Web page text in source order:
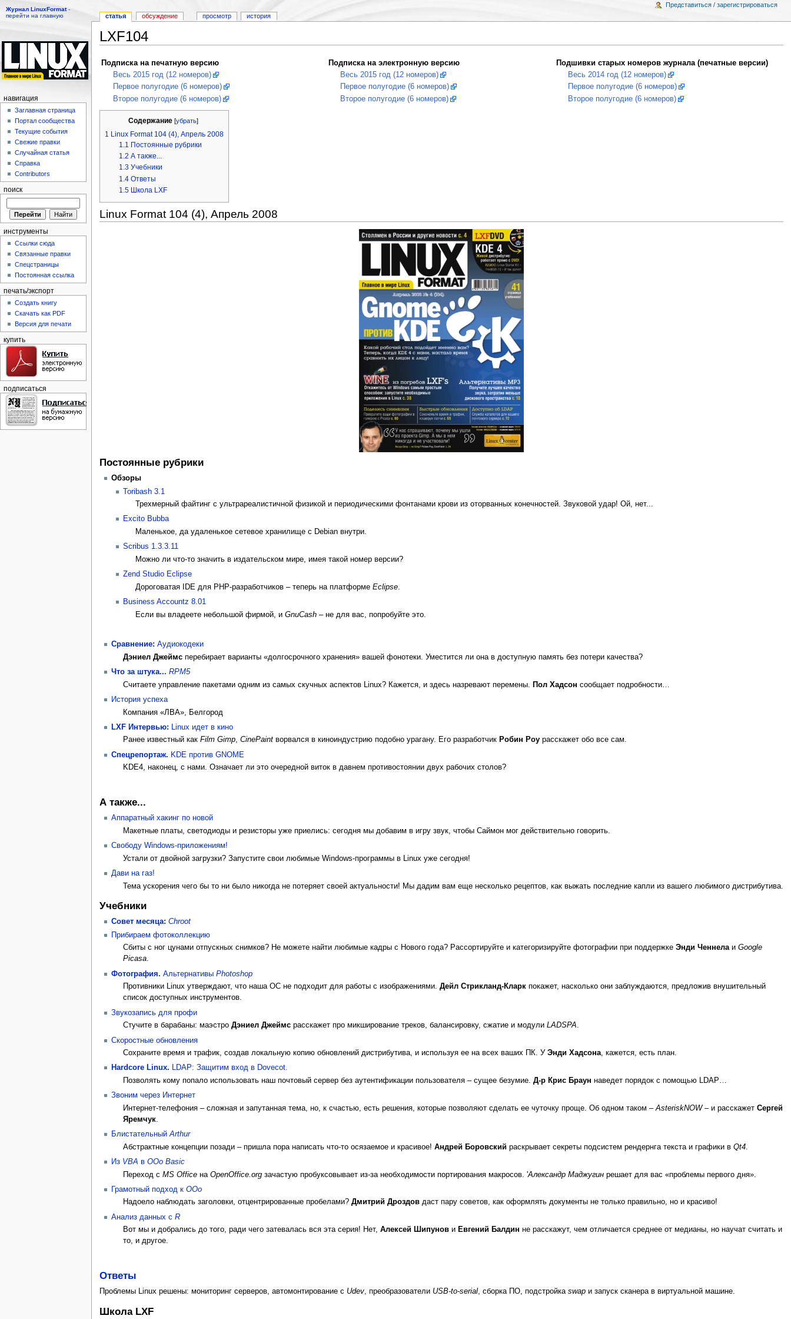
Журнал LinuxFormat-
перейти на главную
LXF104
Подписка на печатную версию
Весь 2015 год (12 номеров)
Первое полугодие (6 номеров)
Второе полугодие (6 номеров)
Подписка на электронную версию
Весь 2015 год (12 номеров)
Первое полугодие (6 номеров)
Второе полугодие (6 номеров)
Подшивки старых номеров журнала (печатные версии)
Весь 2014 год (12 номеров)
Первое полугодие (6 номеров)
Второе полугодие (6 номеров)
Содержание[убрать]
1 Linux Format 104 (4), Апрель 2008
1.1 Постоянные рубрики
1.2 А также...
1.3 Учебники
1.4 Ответы
1.5 Школа LXF
Linux Format 104 (4), Апрель 2008
Постоянные рубрики
Обзоры
Toribash 3.1
Трехмерный файтинг с ультрареалистичной физикой и периодическими фонтанами крови из оторванных конечностей. Звуковой удар! Ой, нет...
Excito Bubba
Маленькое, да удаленькое сетевое хранилище с Debian внутри.
Scribus 1.3.3.11
Можно ли что-то значить в издательском мире, имея такой номер версии?
Zend Studio Eclipse
Дороговатая IDE для PHP-разработчиков – теперь на платформе Eclipse.
Business Accountz 8.01
Если вы владеете небольшой фирмой, и GnuCash– не для вас, попробуйте это.
Сравнение: Аудиокодеки
Дэниел Джеймс перебирает варианты «долгосрочного хранения» вашей фонотеки. Уместится ли она в доступную память без потери качества?
Что за штука... RPM5
Считаете управление пакетами одним из самых скучных аспектов Linux? Кажется, и здесь назревают перемены.
Пол Хадсон сообщает подробности…
История успеха
Компания «ЛВА», Белгород
LXF Интервью: Linux идет в кино
Ранее известный какFilm Gimp,CinePaint ворвался в киноиндустрию подобно урагану. Его разработчик Робин Роу расскажет обо все сам.
Спецрепортаж. KDE против GNOME
KDE4, наконец, с нами. Означает ли это очередной виток в давнем противостоянии двух рабочих столов?
А также...
Аппаратный хакинг по новой
Макетные платы, светодиоды и резисторы уже приелись: сегодня мы добавим в игру звук, чтобы Саймон мог действительно говорить.
Свободу Windows-приложениям!
Устали от двойной загрузки? Запустите свои любимые Windows-программы в Linux уже сегодня!
Дави на газ!
Тема ускорения чего бы то ни было никогда не потеряет своей актуальности! Мы дадим вам еще несколько рецептов, как выжать последние капли из вашего любимого дистрибутива.
Учебники
Совет месяца: Chroot
Прибираем фотоколлекцию
Сбиты с ног цунами отпускных снимков? Не можете найти любимые кадры с Нового года? Рассортируйте и категоризируйте фотографии при поддержкеЭнди ЧеннелаиGoogle
Picasa.
Фотография. Альтернативы Photoshop
Противники Linux утверждают, что наша ОС не подходит для работы с изображениями.Дейл Стрикланд-Кларк покажет, насколько они заблуждаются, предложив внушительный
список доступных инструментов.
Звукозапись для профи
Стучите в барабаны: маэстроДэниел Джеймс расскажет про микширование треков, балансировку, сжатие и модулиLADSPA.
Скоростные обновления
Сохраните время и трафик, создав локальную копию обновлений дистрибутива, и используя ее на всех ваших ПК. УЭнди Хадсона, кажется, есть план.
Hardcore Linux. LDAP: Защитим вход в Dovecot.
Позволять кому попало использовать наш почтовый сервер без аутентификации пользователя – сущее безумие.Д-р Крис Браун наведет порядок с помощью LDAP…
Звоним через Интернет
Интернет-телефония – сложная и запутанная тема, но, к счастью, есть решения, которые позволяют сделать ее чуточку проще. Об одном таком –AsteriskNOW– и расскажетСергей
Яремчук.
БлистательныйArthur
Абстрактные концепции позади – пришла пора написать что-то осязаемое и красивое!Андрей Боровский раскрывает секреты подсистем рендернга текста и графики вQt4
Из VBA в OOo Basic
Переход сMS Office наOpenOffice.org зачастую пробуксовывает из-за необходимости портирования макросов. 'Александр Маджугин решает для вас «проблемы первого дня».
Грамотный подход к OOo
Надоело наблюдать заголовки, отцентрированные пробелами?Дмитрий Дроздов даст пару советов, как оформлять документы не только правильно, но и красиво!
Анализ данных с R
Вот мы и добрались до того, ради чего затевалась вся эта серия! Нет, Алексей Шипунов и Евгений Балдин не расскажут, чем отличается среднее от медианы, но научат считать и
то, и другое.
Ответы
Проблемы Linux решены: мониторинг серверов, автомонтирование с Udev, преобразователи USB-to-serial, сборка ПО, подстройка swapи запуск сканера в виртуальной машине.
Школа LXF
статья обсуждение просмотр история
Представиться / зарегистрироваться
навигация
Заглавная страница
Портал сообщества
Текущие события
Свежие правки
Случайная статья
Справка
Contributors
поиск
инструменты
Ссылки сюда
Связанные правки
Спецстраницы
Постоянная ссылка
печать/экспорт
Создать книгу
Скачать как PDF
Версия для печати
купить
подписаться